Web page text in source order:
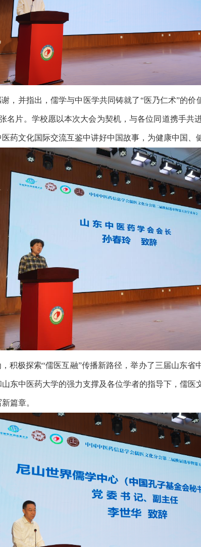
，并指出，儒学与中医学共同铸就了“医乃仁术”的
名片。学校愿以本次大会为契机，与各位同道携手
药文化国际交流互鉴中讲好中国故事，为健康中国、
积极探索“儒医互融”传播新路径，举办了三届山东
东中医药大学的强力支撑及各位学者的指导下，儒
篇章。